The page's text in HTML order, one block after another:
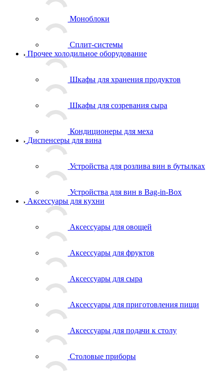
Моноблоки
Сплит-системы
Прочее холодильное оборудование
Шкафы для хранения продуктов
Шкафы для созревания сыра
Кондиционеры для меха
Диспенсеры для вина
Устройства для розлива вин в бутылках
Устройства для вин в Bag-in-Box
Аксессуары для кухни
Аксессуары для овощей
Аксессуары для фруктов
Аксессуары для сыра
Аксессуары для приготовления пищи
Аксессуары для подачи к столу
Столовые приборы